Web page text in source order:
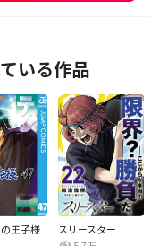
いる作品
王子様
スリースター